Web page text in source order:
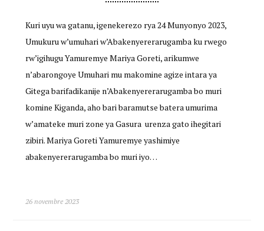
Kuri uyu wa gatanu, igenekerezo rya 24 Munyonyo 2023,
Umukuru w’umuhari w’Abakenyererarugamba ku rwego
rw’igihugu Yamuremye Mariya Goreti, arikumwe
n’abarongoye Umuhari mu makomine agize intara ya
Gitega barifadikanije n’Abakenyererarugamba bo muri
komine Kiganda, aho bari baramutse batera umurima
w’amateke muri zone ya Gasura urenza gato ihegitari
zibiri. Mariya Goreti Yamuremye yashimiye
abakenyererarugamba bo muri iyo…
26 novembre 2023